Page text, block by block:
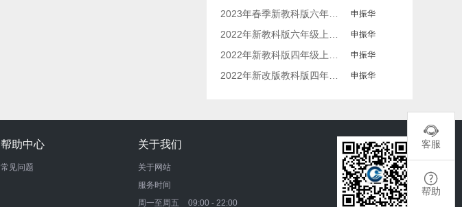

客服

帮助
申振华
申振华
申振华
申振华
帮助中心
常见问题
关于我们
关于网站
服务时间
周一至周五
09:00 - 22:00